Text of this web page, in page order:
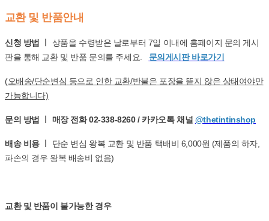
교환 및 반품안내
신청 방법 ㅣ 상품을 수령받은 날로부터 7일 이내에 홈페이지 문의 게시
판을 통해 교환 및 반품 문의를 주세요. 문의게시판 바로가기
(오배송/단순변심 등으로 인한 교환/반불은 포장을 뜯지 않은 상태여야만
가능합니다)
문의 방법 ㅣ 매장 전화 02-338-8260 / 카카오톡 채널 @thetintinshop
배송 비용 ㅣ
단순 변심 왕복 교환 및 반품 택배비 6,000원 (제품의 하자,
파손의 경우 왕복 배송비 없음)
교환 및 반품이 불가능한 경우